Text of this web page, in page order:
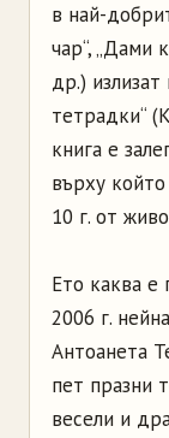
в най-
чар“, „Дами
др.)
тетрадки“
книга е
върху
10 г. от
Ето каква е
2006 г.
Антоанета
пет празни
весели и